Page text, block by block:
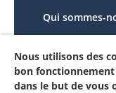
Qui sommes-
Le projet
Contactez-
Mon
Nous utilisons des
bon
dans le but de vous